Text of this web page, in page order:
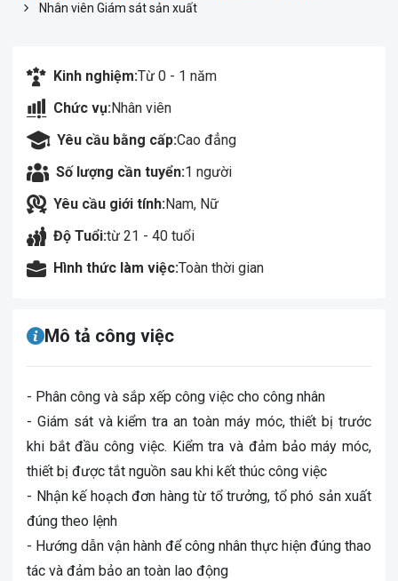
Nhân viên Giám sát sản xuất
Kinh nghiệm:Từ 0 - 1 năm
Chức vụ:Nhân viên
Yêu cầu bằng cấp:Cao đẳng
Số lượng cần tuyển:1 người
Yêu cầu giới tính:Nam, Nữ
Độ Tuổi:từ 21 - 40 tuổi
Hình thức làm việc:Toàn thời gian
Mô tả công việc
- Phân công và sắp xếp công việc cho công nhân
- Giám sát và kiểm tra an toàn máy móc, thiết bị trước
khi bắt đầu công việc. Kiểm tra và đảm bảo máy móc,
thiết bị được tắt nguồn sau khi kết thúc công việc
- Nhận kế hoạch đơn hàng từ tổ trưởng, tổ phó sản xuất
đúng theo lệnh
- Hướng dẫn vận hành để công nhân thực hiện đúng thao
tác và đảm bảo an toàn lao động